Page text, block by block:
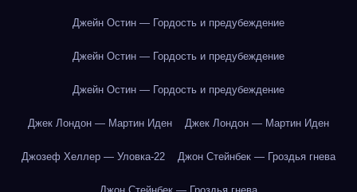
Джейн Остин — Гордость и предубеждение
Джейн Остин — Гордость и предубеждение
Джейн Остин — Гордость и предубеждение
Джек Лондон — Мартин Иден Джек Лондон — Мартин Иден
Джозеф Хеллер — Уловка-22 Джон Стейнбек — Гроздья гнева